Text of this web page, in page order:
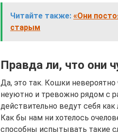
Читайте также: «Они
старым
Правда ли, что они
Да, это так. Кошки
неуютно и тревожно рядом с
действительно ведут себя
Как бы нам ни хотелось
способны испытывать такие